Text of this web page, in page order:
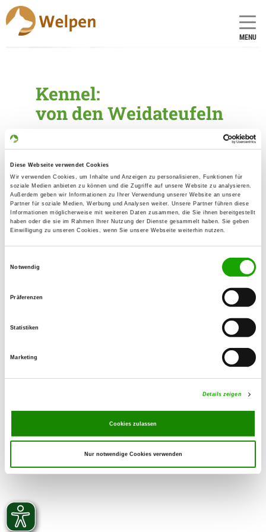
Diese Webseite verwendet Cookies
Wir verwenden Cookies, um Inhalte und Anzeigen zu personalisieren, Funktionen für
soziale Medien anbieten zu können und die Zugriffe auf unsere Website zu analysieren.
Außerdem geben wir Informationen zu Ihrer Verwendung unserer Website an unsere
Partner für soziale Medien, Werbung und Analysen weiter. Unsere Partner führen diese
Informationen möglicherweise mit weiteren Daten zusammen, die Sie ihnen bereitgestellt
haben oder die sie im Rahmen Ihrer Nutzung der Dienste gesammelt haben. Sie geben
Einwilligung zu unseren Cookies, wenn Sie unsere Webseite weiterhin nutzen.
Notwendig
Präferenzen
Statistiken
Marketing
Details zeigen
Cookies zulassen
Nur notwendige Cookies verwenden
MENU
Kennel:
von den Weidateufeln
Breeder
Maria Birke
Bahnhofstr. 13
06268 Barnstädt
Contact
Address of the kennel
06268 Barnstädt
Currently no puppies for sale